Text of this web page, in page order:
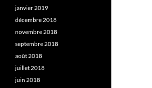
janvier 2019
décembre 2018
novembre 2018
septembre 2018
août 2018
juillet 2018
juin 2018